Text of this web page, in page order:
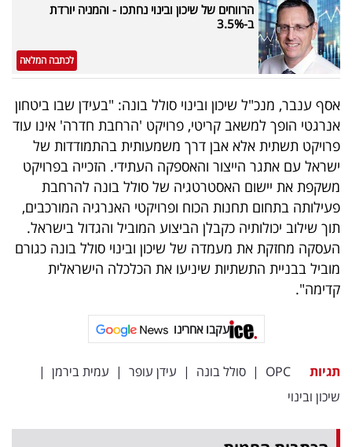
מייל
אדום
פרסמו
באייס
עקבו
אחרינו:
הרווחים של שיכון ובינוי נחתכו - והמניה יורדת
ב-3.5%
לכתבה המלאה
אסף ענבר, מנכ"ל שיכון ובינוי סולל בונה: "בעידן שבו ביטחון
אנרגטי הופך למשאב קריטי, פרויקט 'הרחבת חדרה' אינו עוד
פרויקט תשתית אלא אבן דרך משמעותית בהתמודדות של
ישראל עם אתגר הייצור והאספקה העתידי. הזכייה בפרויקט
משקפת את יישום האסטרטגיה של סולל בונה להרחבת
פעילותה בתחום תחנות הכוח ופרויקטי האנרגיה המורכבים,
תוך שילוב יכולותיה כקבלן הביצוע המוביל והגדול בישראל.
העסקה מחזקת את מעמדה של שיכון ובינוי סולל בונה כגורם
מוביל בבניית התשתיות שיניעו את הכלכלה הישראלית
קדימה".
עקבו אחרינו
תגיות OPC
| סולל בונה | עידן עופר | עמית בירמן |
שיכון ובינוי